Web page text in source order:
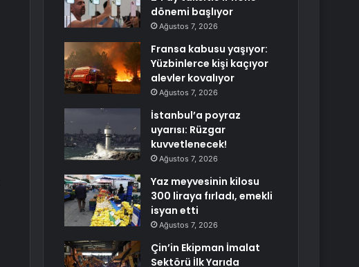
dönemi başlıyor
Ağustos 7, 2026
Fransa kabusu yaşıyor:
Yüzbinlerce kişi kaçıyor
alevler kovalıyor
Ağustos 7, 2026
İstanbul’a poyraz
uyarısı: Rüzgar
kuvvetlenecek!
Ağustos 7, 2026
Yaz meyvesinin kilosu
300 liraya fırladı, emekli
isyan etti
Ağustos 7, 2026
Çin’in Ekipman İmalat
Sektörü İlk Yarıda